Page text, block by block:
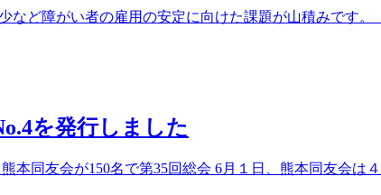
など障がい者の雇用の安定に向けた課題が山積みで
を発行しました
同友会が150名で第35回総会 6月１日、熊本同友会は